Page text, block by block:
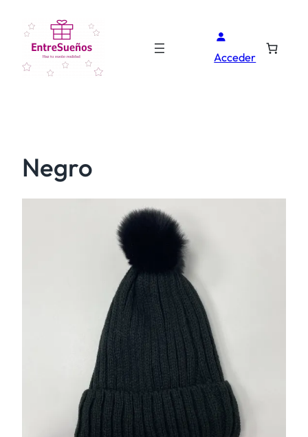
Acceder
Negro